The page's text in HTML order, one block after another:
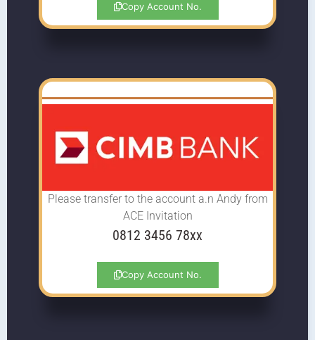
Copy Account No.
Please transfer to the account a.n Andy from
ACE Invitation
0812 3456 78xx
Copy Account No.